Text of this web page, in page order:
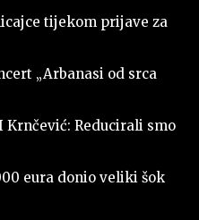
tijekom prijave za
„Arbanasi od srca
Krnčević: Reducirali smo
eura donio veliki šok